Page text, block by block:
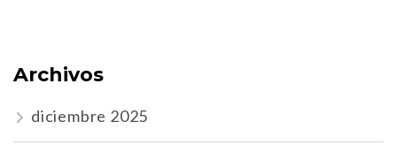
Archivos
diciembre 2025